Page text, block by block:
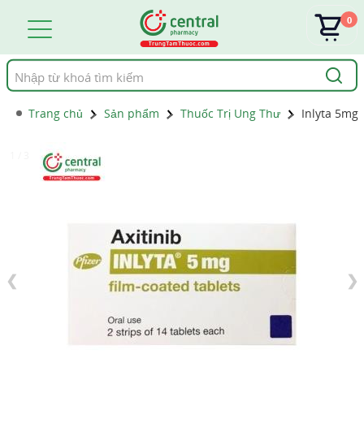
Tìm
kiếm
0
Trang chủ Sản phẩm Thuốc Trị Ung Thư Inlyta 5mg
❮ ❯